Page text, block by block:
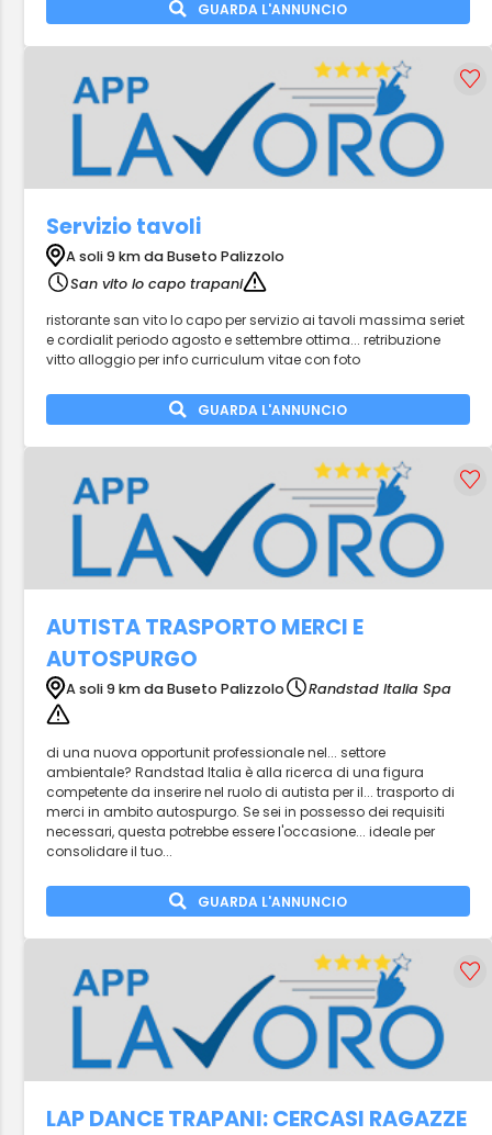
GUARDA L'ANNUNCIO
Servizio tavoli
A soli 9 km da Buseto Palizzolo
San vito lo capo trapani
ristorante san vito lo capo per servizio ai tavoli massima seriet
e cordialit periodo agosto e settembre ottima... retribuzione
vitto alloggio per info curriculum vitae con foto
GUARDA L'ANNUNCIO
AUTISTA TRASPORTO MERCI E
AUTOSPURGO
A soli 9 km da Buseto Palizzolo Randstad Italia Spa
di una nuova opportunit professionale nel... settore
ambientale? Randstad Italia è alla ricerca di una figura
competente da inserire nel ruolo di autista per il... trasporto di
merci in ambito autospurgo. Se sei in possesso dei requisiti
necessari, questa potrebbe essere l'occasione... ideale per
consolidare il tuo...
GUARDA L'ANNUNCIO
LAP DANCE TRAPANI: CERCASI RAGAZZE